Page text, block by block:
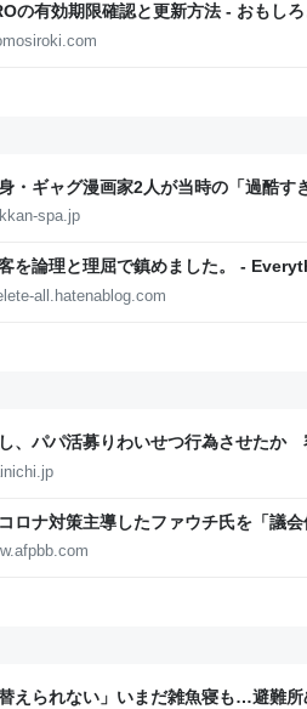
の有効期限確認と更新方法 - おもし
・ギャグ漫画家2人が当時の「過酷す
入院しても原稿は落とさない」ストイ
spa.jp
を論理と理屈で鎮めました。 -
all.hatenablog.com
、パパ活募りわいせつ行為させたか
ロナ対策主導したファウチ氏を「議
えられない」いまだ雑魚寝も…避難